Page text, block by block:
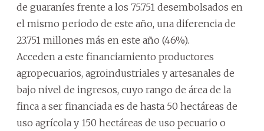
de guaraníes frente a los 75.751 desembolsados en
el mismo periodo de este año, una diferencia de
23.751 millones más en este año (46%).
Acceden a este financiamiento productores
agropecuarios, agroindustriales y artesanales de
bajo nivel de ingresos, cuyo rango de área de la
finca a ser financiada es de hasta 50 hectáreas de
uso agrícola y 150 hectáreas de uso pecuario o